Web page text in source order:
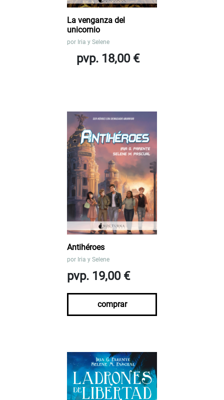
La venganza del
unicornio
por Iria y Selene
pvp. 18,00 €
Antihéroes
por Iria y Selene
pvp. 19,00 €
comprar